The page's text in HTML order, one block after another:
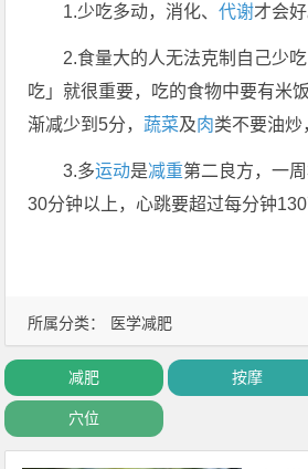
所属分类： 医学减肥
1.少吃多动，消化、代谢才会好
2.食量大的人无法克制自己少
吃」就很重要，吃的食物中要有米
渐减少到5分， 蔬菜及肉类不要油炒
3.多运动是减重第二良方，一
30分钟以上，心跳要超过每分钟130
减肥 按摩
穴位